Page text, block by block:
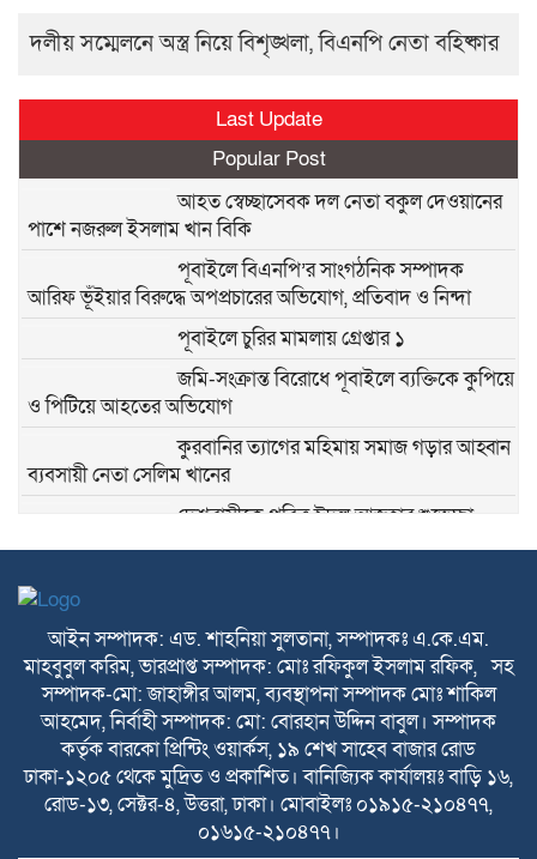
দলীয় সম্মেলনে অস্ত্র নিয়ে বিশৃঙ্খলা, বিএনপি নেতা বহিষ্কার
Last Update
Popular Post
আহত স্বেচ্ছাসেবক দল নেতা বকুল দেওয়ানের
পাশে নজরুল ইসলাম খান বিকি
পূবাইলে বিএনপি’র সাংগঠনিক সম্পাদক
আরিফ ভূঁইয়ার বিরুদ্ধে অপপ্রচারের অভিযোগ, প্রতিবাদ ও নিন্দা
পূবাইলে চুরির মামলায় গ্রেপ্তার ১
জমি-সংক্রান্ত বিরোধে পূবাইলে ব্যক্তিকে কুপিয়ে
ও পিটিয়ে আহতের অভিযোগ
কুরবানির ত্যাগের মহিমায় সমাজ গড়ার আহ্বান
ব্যবসায়ী নেতা সেলিম খানের
দেশবাসীকে পবিত্র ঈদুল আজহার শুভেচ্ছা
জানালেন আবু সাঈদ সরকার
পূবাইলবাসীকে পবিত্র ঈদুল আজহার শুভেচ্ছা
জানালেন আরিফ হোসেন ভূইয়া
পবিত্র ঈদুল আজহায় পূবাইলবাসীকে আন্তরিক
শুভেচ্ছা জানালেন পূবাইল থানা যুবদলের যুগ্ম
আহ্বায়ক সোহেল খান
আইন সম্পাদক: এড. শাহনিয়া সুলতানা, সম্পাদকঃ এ.কে.এম.
মাহবুবুল করিম, ভারপ্রাপ্ত সম্পাদক: মোঃ রফিকুল ইসলাম রফিক, সহ
সম্পাদক-মো: জাহাঙ্গীর আলম, ব্যবস্থাপনা সম্পাদক মোঃ শাকিল
আহমেদ, নির্বাহী সম্পাদক: মো: বোরহান উদ্দিন বাবুল। সম্পাদক
কর্তৃক বারকো প্রিন্টিং ওয়ার্কস, ১৯ শেখ সাহেব বাজার রোড
ঢাকা-১২০৫ থেকে মুদ্রিত ও প্রকাশিত। বানিজ্যিক কার্যালয়ঃ বাড়ি ১৬,
রোড-১৩, সেক্টর-৪, উত্তরা, ঢাকা। মোবাইলঃ ০১৯১৫-২১০৪৭৭,
০১৬১৫-২১০৪৭৭।